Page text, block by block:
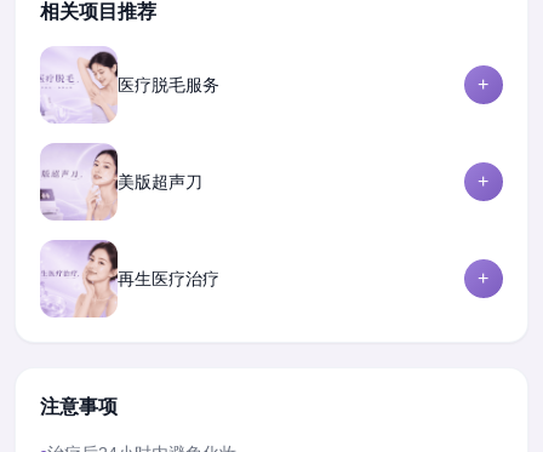
相关项目推荐
医疗脱毛服务 +
美版超声刀 +
再生医疗治疗 +
注意事项